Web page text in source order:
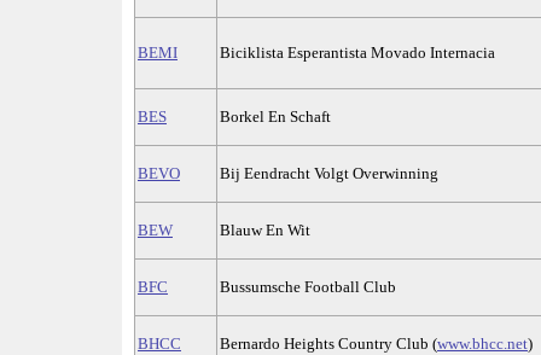
BEMI Biciklista Esperantista Movado Internacia
BES Borkel En Schaft
BEVO Bij Eendracht Volgt Overwinning
BEW Blauw En Wit
BFC Bussumsche Football Club
BHCC Bernardo Heights Country Club (www.bhcc.net)